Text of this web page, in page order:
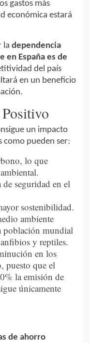
gastos más
económica estará
la dependencia
España es de
del país
en un beneficio
un impacto
como pueden ser:
lo que
de seguridad en el
sostenibilidad.
ambiente
población mundial
y reptiles.
en los
puesto que el
la emisión de
únicamente
de ahorro